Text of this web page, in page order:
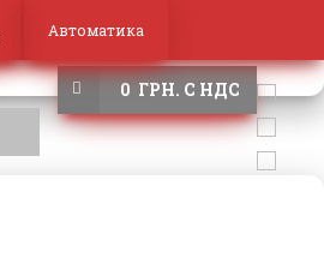
Автоматика
0 ГРН. С НДС